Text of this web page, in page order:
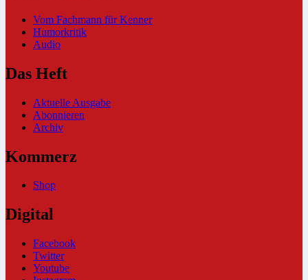
Vom Fachmann für Kenner
Humorkritik
Audio
Das Heft
Aktuelle Ausgabe
Abonnieren
Archiv
Kommerz
Shop
Digital
Facebook
Twitter
Youtube